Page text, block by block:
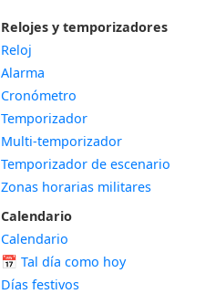
Relojes y temporizadores
Reloj
Alarma
Cronómetro
Temporizador
Multi-temporizador
Temporizador de escenario
Zonas horarias militares
Calendario
Calendario
📅 Tal día como hoy
Días festivos